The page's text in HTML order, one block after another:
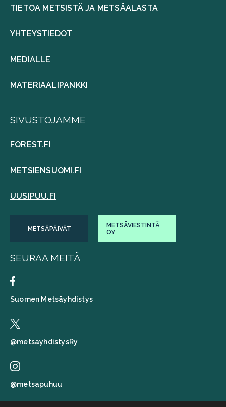
TIETOA METSISTÄ JA METSÄALASTA
YHTEYSTIEDOT
MEDIALLE
MATERIAALIPANKKI
SIVUSTOJAMME
FOREST.FI
METSIENSUOMI.FI
UUSIPUU.FI
METSÄPÄIVÄT
METSÄVIESTINTÄ
OY
SEURAA MEITÄ
Suomen Metsäyhdistys
@metsayhdistysRy
@metsapuhuu